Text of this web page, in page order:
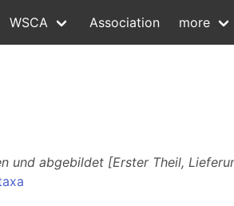
WSCA Association more
und abgebildet [Erster Theil,